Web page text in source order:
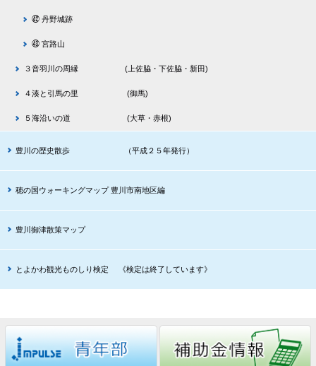
㊷ 丹野城跡
㊸ 宮路山
３音羽川の周縁 (上佐脇・下佐脇・新田)
４湊と引馬の里 (御馬)
５海沿いの道 (大草・赤根)
豊川の歴史散歩 （平成２５年発行）
穂の国ウォーキングマップ 豊川市南地区編
豊川御津散策マップ
とよかわ観光ものしり検定 《検定は終了しています》